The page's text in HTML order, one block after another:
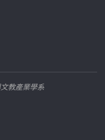
教產業學系